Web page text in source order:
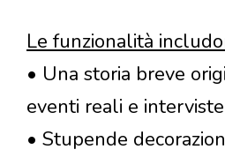
Le funzionalità
• Una storia breve
eventi reali e interviste
• Stupende